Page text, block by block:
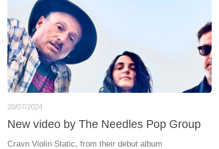
20/07/2024
New video by The Needles Pop Group
Cravn Violin Static, from their debut album